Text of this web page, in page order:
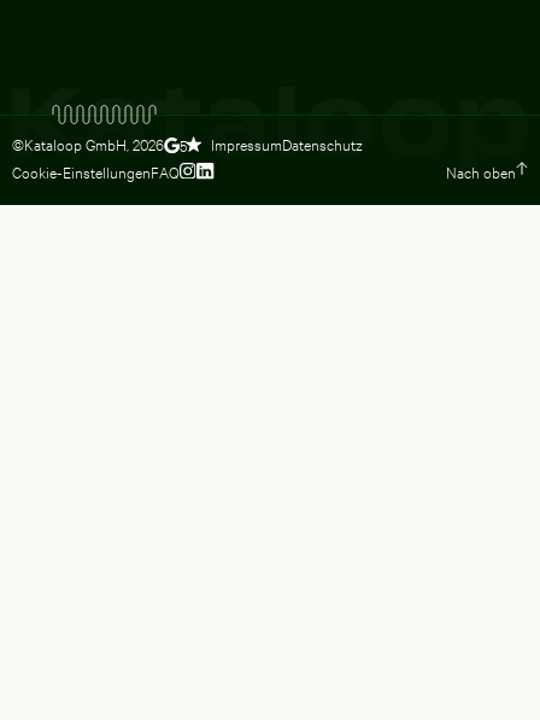
©Kataloop GmbH, 2026 5 ImpressumDatenschutz
Cookie-EinstellungenFAQ Nach oben